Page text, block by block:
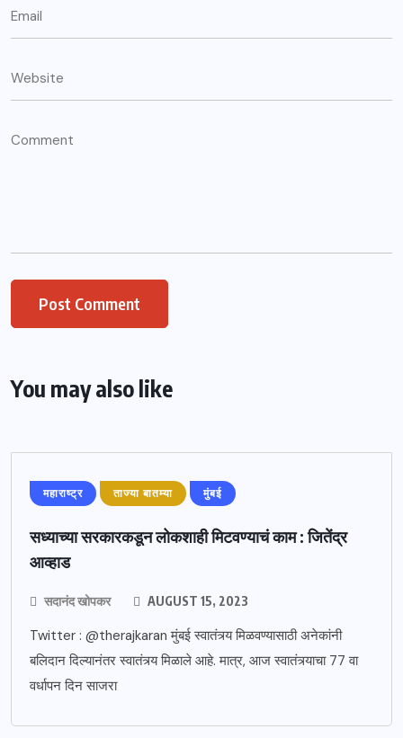
You may also like
महाराष्ट्र ताज्या बातम्या मुंबई
सध्याच्या सरकारकडून लोकशाही मिटवण्याचं काम : जितेंद्र
आव्हाड
सदानंद खोपकर AUGUST 15, 2023
Twitter : @therajkaran मुंबई स्वातंत्र्य मिळवण्यासाठी अनेकांनी
बलिदान दिल्यानंतर स्वातंत्र्य मिळाले आहे. मात्र, आज स्वातंत्र्याचा 77 वा
वर्धापन दिन साजरा